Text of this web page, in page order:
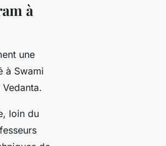
à
une
à Swami
loin du